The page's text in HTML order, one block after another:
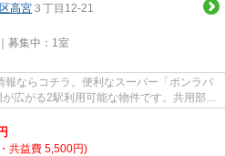
高宮 ３丁目12-21
募集中： 1室
ならコチラ。便利なスーパー「ボンラパ
広がる2駅利用可能な物件です。共用部に
共益費 5,500円)